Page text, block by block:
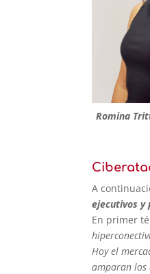
Romina
A
ejecutivos y
En primer
Hoy el
amparan los